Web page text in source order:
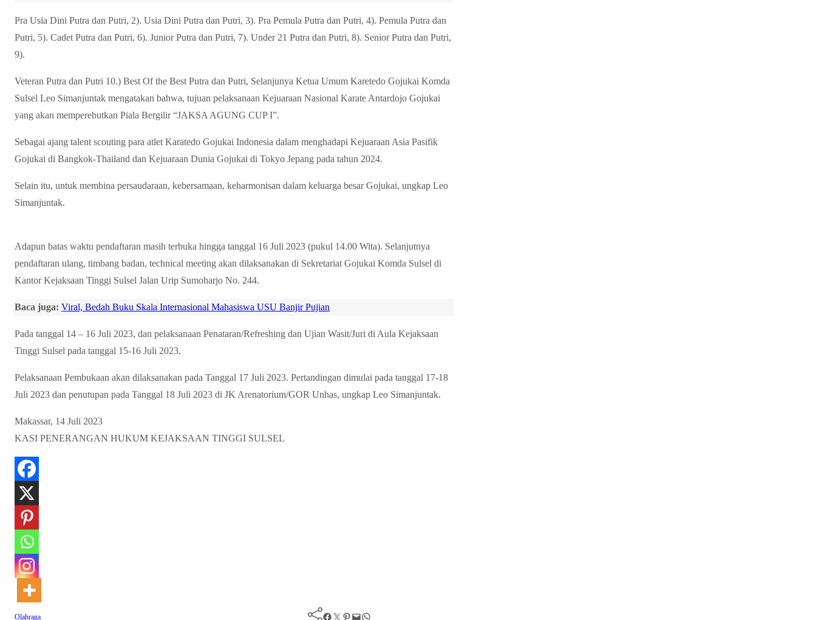
Pra Usia Dini Putra dan Putri, 2). Usia Dini Putra dan Putri, 3). Pra Pemula Putra dan Putri, 4). Pemula Putra dan
Putri, 5). Cadet Putra dan Putri, 6). Junior Putra dan Putri, 7). Under 21 Putra dan Putri, 8). Senior Putra dan Putri,
9).
Veteran Putra dan Putri 10.) Best Of the Best Putra dan Putri, Selanjunya Ketua Umum Karetedo Gojukai Komda
Sulsel Leo Simanjuntak mengatakan bahwa, tujuan pelaksanaan Kejuaraan Nasional Karate Antardojo Gojukai
yang akan memperebutkan Piala Bergilir “JAKSA AGUNG CUP I”.
Sebagai ajang talent scouting para atlet Karatedo Gojukai Indonesia dalam menghadapi Kejuaraan Asia Pasifik
Gojukai di Bangkok-Thailand dan Kejuaraan Dunia Gojukai di Tokyo Jepang pada tahun 2024.
Selain itu, untuk membina persaudaraan, kebersamaan, keharmonisan dalam keluarga besar Gojukai, ungkap Leo
Simanjuntak.
Adapun batas waktu pendaftaran masih terbuka hingga tanggal 16 Juli 2023 (pukul 14.00 Wita). Selanjutnya
pendaftaran ulang, timbang badan, technical meeting akan dilaksanakan di Sekretariat Gojukai Komda Sulsel di
Kantor Kejaksaan Tinggi Sulsel Jalan Urip Sumoharjo No. 244.
Baca juga: Viral, Bedah Buku Skala Internasional Mahasiswa USU Banjir Pujian
Pada tanggal 14 – 16 Juli 2023, dan pelaksanaan Penataran/Refreshing dan Ujian Wasit/Juri di Aula Kejaksaan
Tinggi Sulsel pada tanggal 15-16 Juli 2023.
Pelaksanaan Pembukaan akan dilaksanakan pada Tanggal 17 Juli 2023. Pertandingan dimulai pada tanggal 17-18
Juli 2023 dan penutupan pada Tanggal 18 Juli 2023 di JK Arenatorium/GOR Unhas, ungkap Leo Simanjuntak.
Makassar, 14 Juli 2023
KASI PENERANGAN HUKUM KEJAKSAAN TINGGI SULSEL
Olahraga Facebook Twitter Pinterest Mail WhatsApp